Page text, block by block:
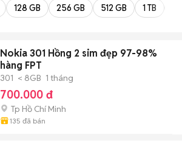
128 GB 256 GB 512 GB 1 TB
Nokia 301 Hồng 2 sim đẹp 97-98%
hàng FPT
301 < 8GB 1 tháng
700.000 đ
Tp Hồ Chí Minh
135 đã bán